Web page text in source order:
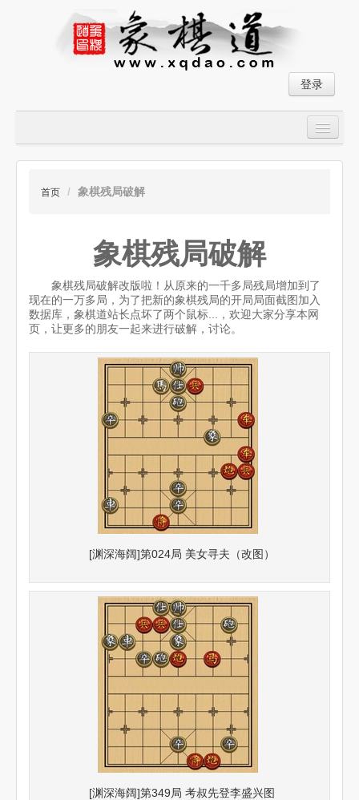
登录
大师对局
残局破解
象棋小游戏
首页 / 象棋残局破解
象棋残局破解
象棋残局破解改版啦！从原来的一千多局残局增加到了
现在的一万多局，为了把新的象棋残局的开局局面截图加入
数据库，象棋道站长点坏了两个鼠标...，欢迎大家分享本网
页，让更多的朋友一起来进行破解，讨论。
[渊深海阔]第024局 美女寻夫（改图）
[渊深海阔]第349局 考叔先登李盛兴图